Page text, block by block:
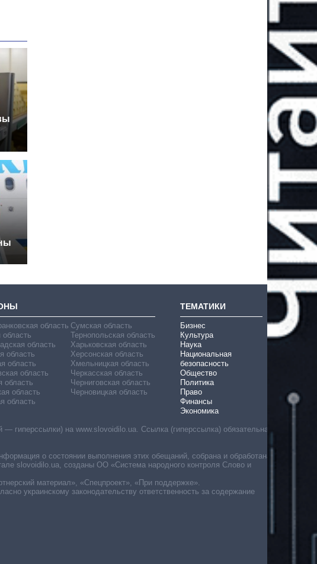
область
область
область
область
область
область
область
область
область
Сумская область
Тернопольская область
Харьковская область
Херсонская область
Хмельницкая область
Черкасская область
Черниговская область
Черновицкая область
ТЕМАТИКИ
Бизнес
Культура
Наука
Национальная
безопасность
Общество
Политика
Право
Финансы
Экономика
гиперссылки) на www.slovoidilo.ua. Ссылка (гиперссылка) обязательна
о состоянии выполнения этих обещаний, собрана и обработана
slovoidilo.ua, созданы ОО «Система народного контроля Слово и
материал», «Спецпроект», «При поддержке».
украинскому законодательству ответственность за содержание